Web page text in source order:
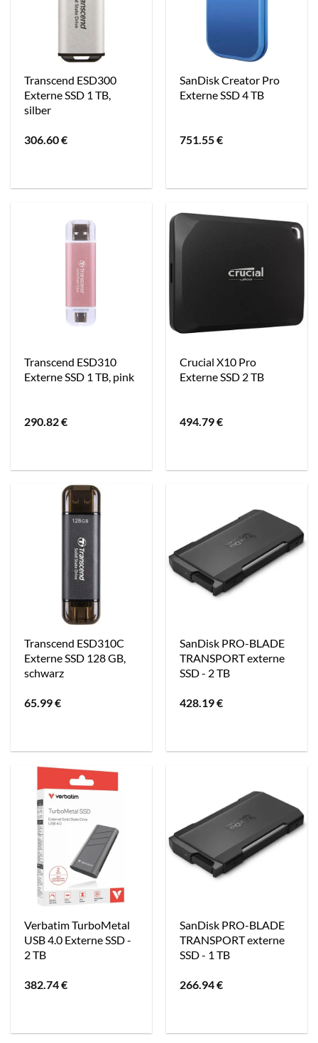
Transcend ESD300
Externe SSD 1 TB,
silber
306.60€
SanDisk Creator Pro
Externe SSD 4 TB
751.55€
Transcend ESD310
Externe SSD 1 TB, pink
290.82€
Crucial X10 Pro
Externe SSD 2 TB
494.79€
Transcend ESD310C
Externe SSD 128 GB,
schwarz
65.99€
SanDisk PRO-BLADE
TRANSPORT externe
SSD - 2 TB
428.19€
Verbatim TurboMetal
USB 4.0 Externe SSD -
2 TB
382.74€
SanDisk PRO-BLADE
TRANSPORT externe
SSD - 1 TB
266.94€